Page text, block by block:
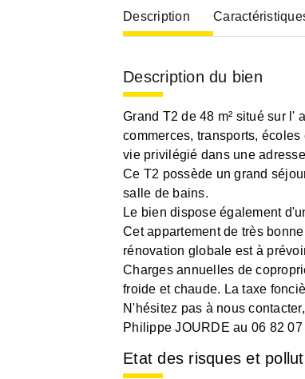
Description
Description du bien
Grand T2 de 48 m² situé sur l'
commerces, transports,
vie privilégié dans une
Ce T2 possède un grand
salle de bains.
Le bien dispose également
Cet appartement de très
rénovation globale est à
Charges annuelles de
froide et chaude. La taxe
N'hésitez pas à nous
Philippe JOURDE au 06 82 07
Etat des risques et